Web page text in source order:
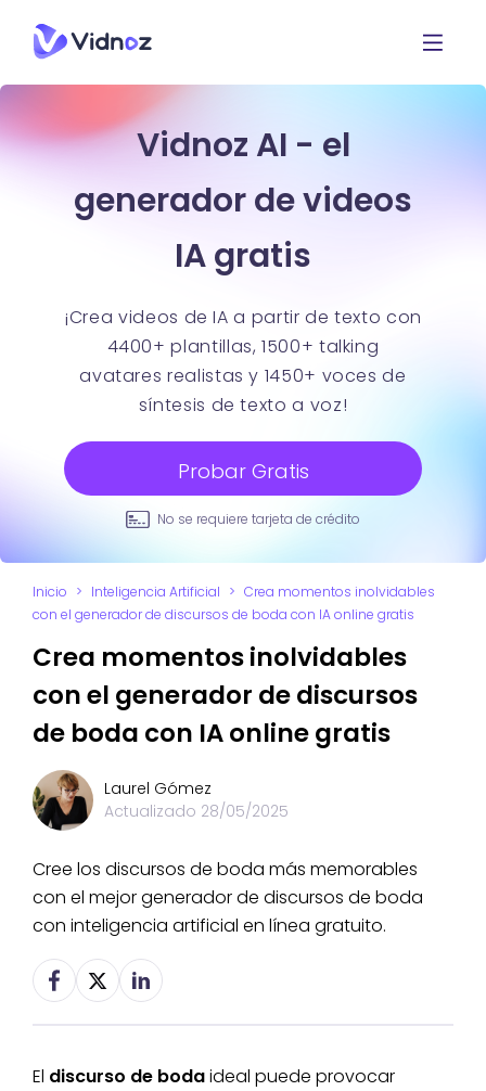
Vidnoz AI - el
generador de videos
IA gratis
¡Crea videos de IA a partir de texto con
4400+ plantillas, 1500+ talking
avatares realistas y 1450+ voces de
síntesis de texto a voz!
Probar Gratis
No se requiere tarjeta de crédito
Inicio > Inteligencia Artificial > Crea momentos inolvidables
con el generador de discursos de boda con IA online gratis
Crea momentos inolvidables
con el generador de discursos
de boda con IA online gratis
Laurel Gómez
Actualizado 28/05/2025
Cree los discursos de boda más memorables
con el mejor generador de discursos de boda
con inteligencia artificial en línea gratuito.
El discurso de bodaideal puede provocar